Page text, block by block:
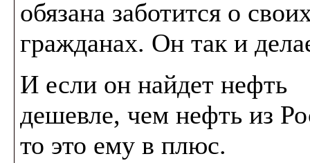
обязана заботится о
гражданах. Он так и
И если он найдет нефть
дешевле, чем нефть из
то это ему в плюс.